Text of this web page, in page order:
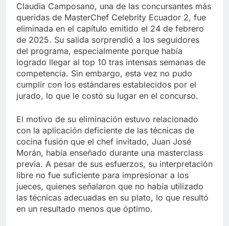
Claudia Camposano, una de las concursantes más
queridas de MasterChef Celebrity Ecuador 2, fue
eliminada en el capítulo emitido el 24 de febrero
de 2025. Su salida sorprendió a los seguidores
del programa, especialmente porque había
logrado llegar al top 10 tras intensas semanas de
competencia. Sin embargo, esta vez no pudo
cumplir con los estándares establecidos por el
jurado, lo que le costó su lugar en el concurso.
El motivo de su eliminación estuvo relacionado
con la aplicación deficiente de las técnicas de
cocina fusión que el chef invitado, Juan José
Morán, había enseñado durante una masterclass
previa. A pesar de sus esfuerzos, su interpretación
libre no fue suficiente para impresionar a los
jueces, quienes señalaron que no había utilizado
las técnicas adecuadas en su plato, lo que resultó
en un resultado menos que óptimo.